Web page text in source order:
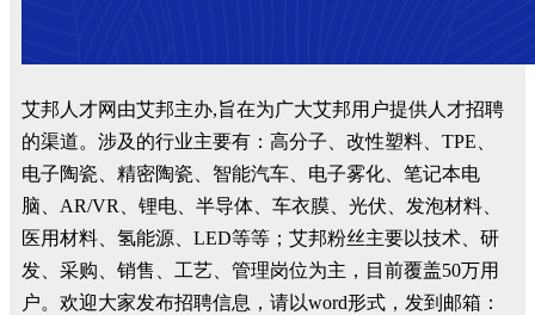
艾邦人才网由艾邦主办,旨在为广大艾邦用户提供人才招聘
的渠道。涉及的行业主要有：高分子、改性塑料、TPE、
电子陶瓷、精密陶瓷、智能汽车、电子雾化、笔记本电
脑、AR/VR、锂电、半导体、车衣膜、光伏、发泡材料、
医用材料、氢能源、LED等等；艾邦粉丝主要以技术、研
发、采购、销售、工艺、管理岗位为主，目前覆盖50万用
户。欢迎大家发布招聘信息，请以word形式，发到邮箱：